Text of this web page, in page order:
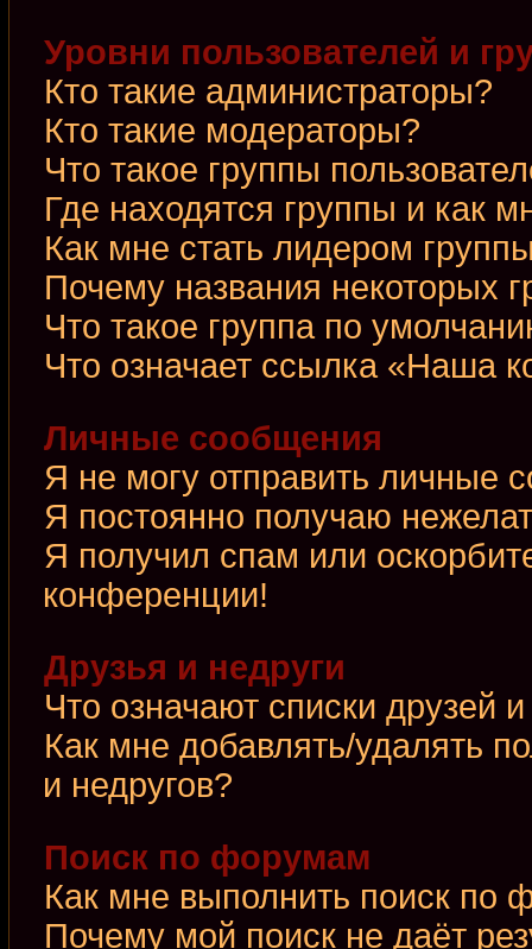
Уровни пользователей и
Кто такие администраторы?
Кто такие модераторы?
Что такое группы
Где находятся группы и как
Как мне стать лидером
Почему названия некоторых
Что такое группа по
Что означает ссылка «Наша
Личные сообщения
Я не могу отправить личные
Я постоянно получаю
Я получил спам или
конференции!
Друзья и недруги
Что означают списки друзей
Как мне добавлять/удалять
и недругов?
Поиск по форумам
Как мне выполнить поиск
Почему мой поиск не даёт